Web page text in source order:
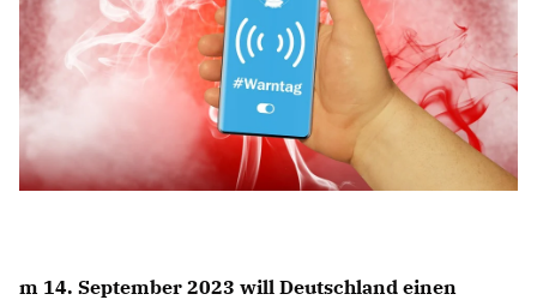
CDU Deutschland
CDU Fraktion im Brandenburger Landtag
CDU Brandenburg
CDU Potsdam
m 14. September 2023 will Deutschland einen